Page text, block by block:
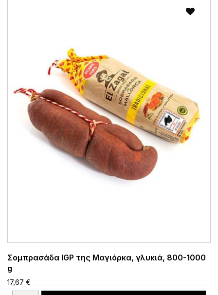
Σομπρασάδα IGP της Μαγιόρκα, γλυκιά, 800-1000
g
17,67 €